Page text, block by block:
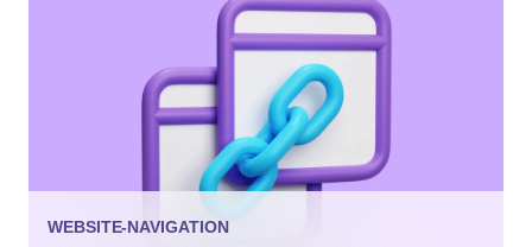
WEBSITE-NAVIGATION